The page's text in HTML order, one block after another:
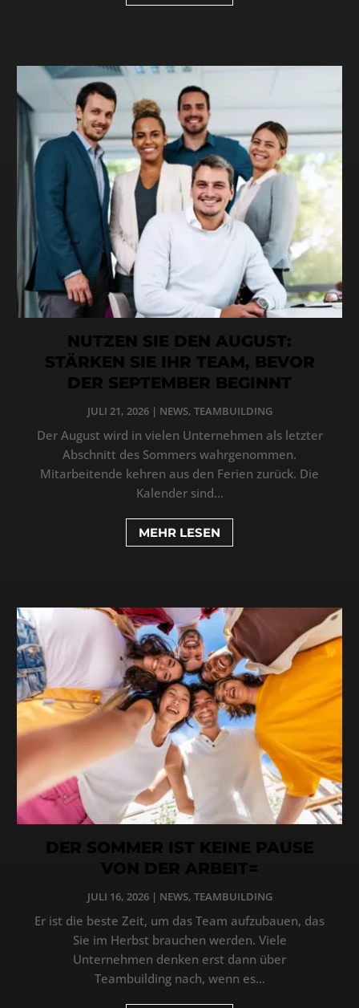
NUTZEN SIE DEN AUGUST:
STÄRKEN SIE IHR TEAM, BEVOR
DER SEPTEMBER BEGINNT
JULI 21, 2026| NEWS, TEAMBUILDING
Der August wird in vielen Unternehmen als letzter
Abschnitt des Sommers wahrgenommen.
Mitarbeitende kehren aus den Ferien zurück. Die
Kalender sind...
MEHR LESEN
DER SOMMER IST KEINE PAUSE
VON DER ARBEIT=
JULI 16, 2026| NEWS, TEAMBUILDING
Er ist die beste Zeit, um das Team aufzubauen, das
Sie im Herbst brauchen werden. Viele
Unternehmen denken erst dann über
Teambuilding nach, wenn es...